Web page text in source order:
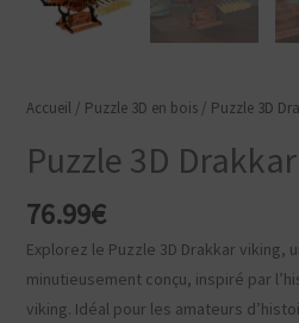
Accueil / Puzzle 3D en bois/ Puzzle 3D
Puzzle 3D
76.99€
Explorez le Puzzle 3D Drakkar viking,
minutieusement conçu, inspiré par
viking. Idéal pour les amateurs